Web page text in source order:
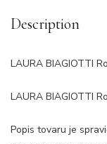
Description
LAURA BIAGIOTTI
LAURA BIAGIOTTI
Popis tovaru je